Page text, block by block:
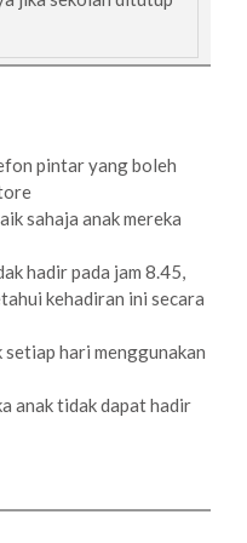
pintar yang boleh
sahaja anak mereka
hadir pada jam 8.45,
kehadiran ini secara
hari menggunakan
anak tidak dapat hadir